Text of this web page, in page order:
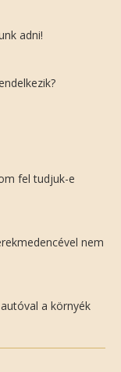
adni!
fel tudjuk-e
nem
a környék